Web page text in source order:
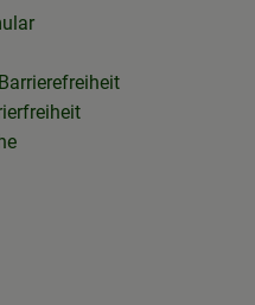
Link zu https://